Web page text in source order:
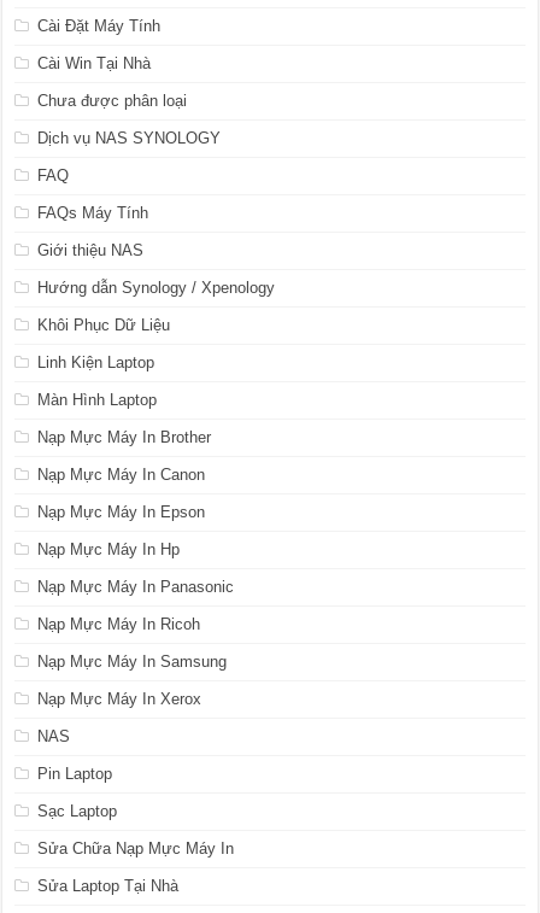
Cài Đặt Máy Tính
Cài Win Tại Nhà
Chưa được phân loại
Dịch vụ NAS SYNOLOGY
FAQ
FAQs Máy Tính
Giới thiệu NAS
Hướng dẫn Synology / Xpenology
Khôi Phục Dữ Liệu
Linh Kiện Laptop
Màn Hình Laptop
Nạp Mực Máy In Brother
Nạp Mực Máy In Canon
Nạp Mực Máy In Epson
Nạp Mực Máy In Hp
Nạp Mực Máy In Panasonic
Nạp Mực Máy In Ricoh
Nạp Mực Máy In Samsung
Nạp Mực Máy In Xerox
NAS
Pin Laptop
Sạc Laptop
Sửa Chữa Nạp Mực Máy In
Sửa Laptop Tại Nhà